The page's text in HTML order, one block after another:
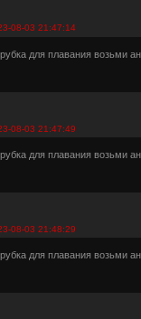
08-03 21:47:14
для плавания возьми
08-03 21:47:49
для плавания возьми
08-03 21:48:29
для плавания возьми